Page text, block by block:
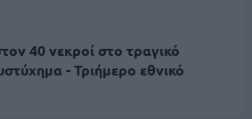
40 νεκροί στο τραγικό
- Τριήμερο εθνικό